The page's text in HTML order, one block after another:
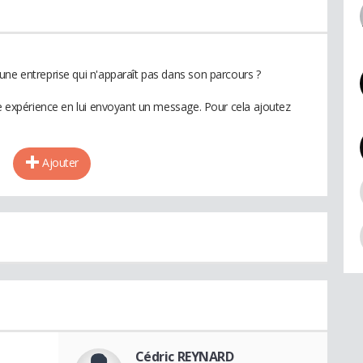
entreprise qui n'apparaît pas dans son parcours ?
en lui envoyant un message. Pour cela ajoutez
Ajouter
Cédric REYNARD